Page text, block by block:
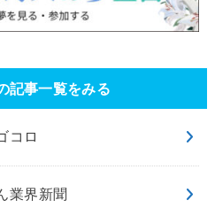
記事一覧をみる
コロ
業界新聞